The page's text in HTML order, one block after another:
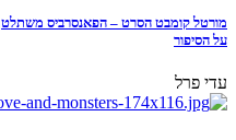
מורטל קומבט הסרט – הפאנסרביס משתלט
על הסיפור
עדי פרל